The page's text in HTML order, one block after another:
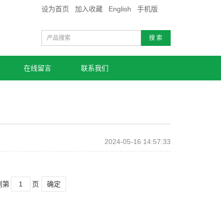
设为首页 加入收藏 English 手机版
搜 索
在线留言 联系我们
2024-05-16 14:57:33
第 页 确定